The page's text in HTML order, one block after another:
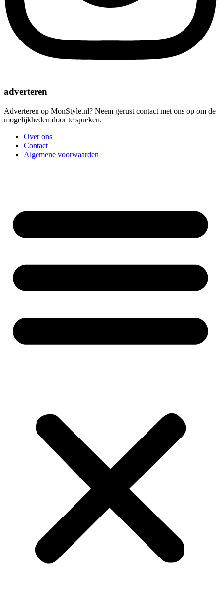
adverteren
Adverteren op MonStyle.nl? Neem gerust contact met ons op om de
mogelijkheden door te spreken.
Over ons
Contact
Algemene voorwaarden